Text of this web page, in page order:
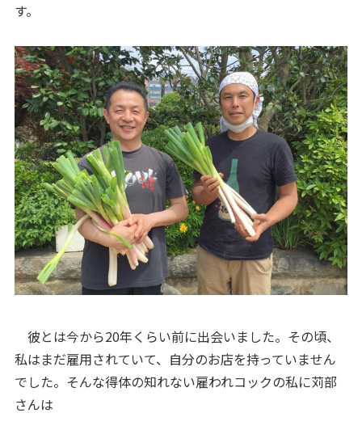
す。
彼とは今から20年くらい前に出会いました。その頃、
私はまだ雇用されていて、自分のお店を持っていません
でした。そんな得体の知れない雇われコックの私に苅部
さんは